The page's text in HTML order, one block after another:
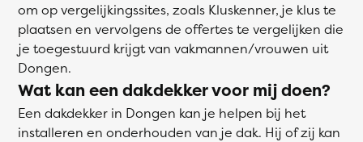
om op vergelijkingssites, zoals Kluskenner, je klus te
plaatsen en vervolgens de offertes te vergelijken die
je toegestuurd krijgt van vakmannen/vrouwen uit
Dongen.
Wat kan een dakdekker voor mij doen?
Een dakdekker in Dongen kan je helpen bij het
installeren en onderhouden van je dak. Hij of zij kan